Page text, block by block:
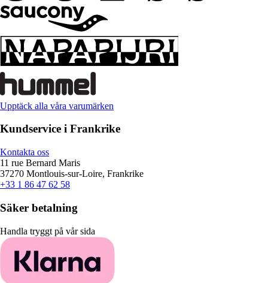
Upptäck alla våra varumärken
Kundservice i Frankrike
Kontakta oss
11 rue Bernard Maris
37270 Montlouis-sur-Loire, Frankrike
+33 1 86 47 62 58
Säker betalning
Handla tryggt på vår sida